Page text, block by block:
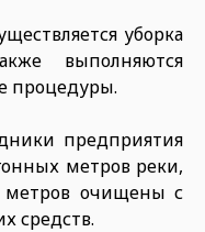
уборка
выполняются
процедуры.
предприятия
метров реки,
метров очищены с
средств.